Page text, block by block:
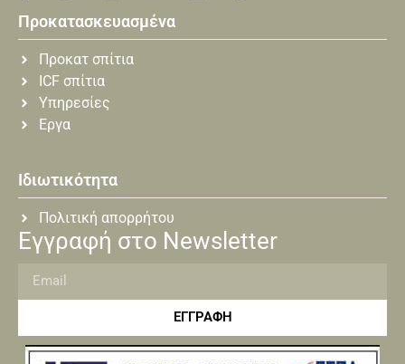
Προκατασκευασμένα
Προκατ σπίτια
ICF σπίτια
Υπηρεσίες
Εργα
Ιδιωτικότητα
Πολιτική απορρήτου
Εγγραφή στο Newsletter
ΕΓΓΡΑΦΗ